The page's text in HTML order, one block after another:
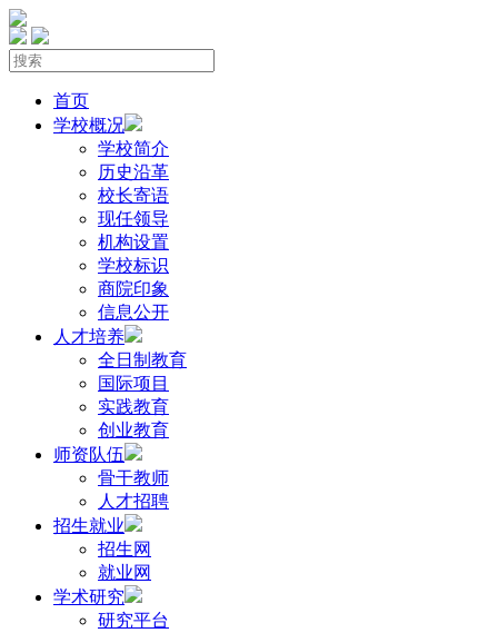
首页
学校概况
学校简介
历史沿革
校长寄语
现任领导
机构设置
学校标识
商院印象
信息公开
人才培养
全日制教育
国际项目
实践教育
创业教育
师资队伍
骨干教师
人才招聘
招生就业
招生网
就业网
学术研究
研究平台